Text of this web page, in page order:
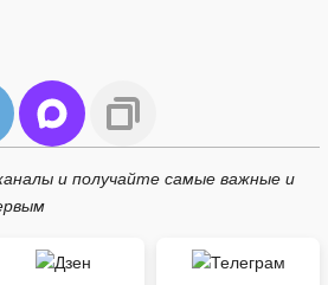
и получайте самые важные и